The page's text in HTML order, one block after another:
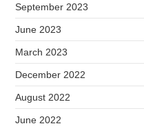
September 2023
June 2023
March 2023
December 2022
August 2022
June 2022